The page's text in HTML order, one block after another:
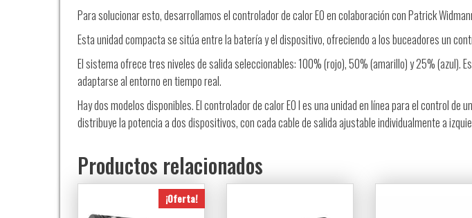
Para solucionar esto, desarrollamos el controlador de calor EO en colaboración con Patrick
Esta unidad compacta se sitúa entre la batería y el dispositivo, ofreciendo a los buceadores un
El sistema ofrece tres niveles de salida seleccionables: 100% (rojo), 50% (amarillo) y 25% (azul).
adaptarse al entorno en tiempo real.
Hay dos modelos disponibles. El controlador de calor EO I es una unidad en línea para el control de
distribuye la potencia a dos dispositivos, con cada cable de salida ajustable individualmente a
Productos relacionados
¡Oferta!